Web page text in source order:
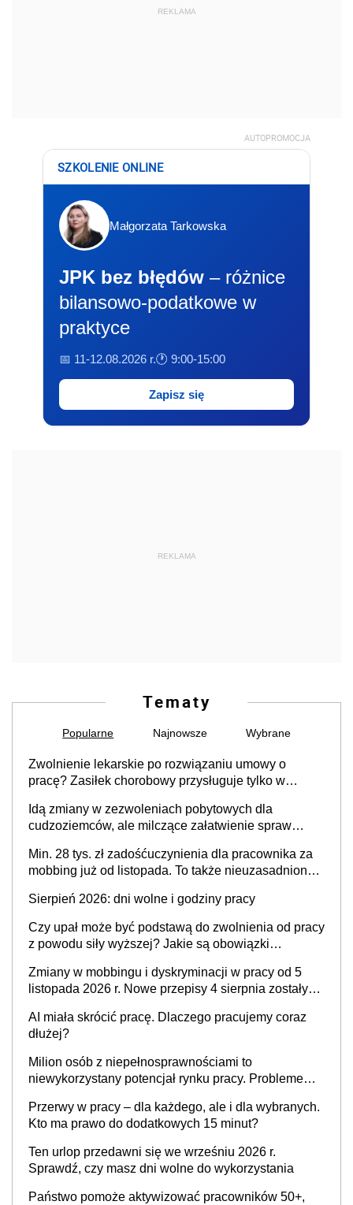
REKLAMA
AUTOPROMOCJA
SZKOLENIE ONLINE
Małgorzata Tarkowska
JPK bez błędów – różnice
bilansowo-podatkowe w
praktyce
📅 11-12.08.2026 r.🕐 9:00-15:00
Zapisz się
REKLAMA
Tematy
Popularne Najnowsze Wybrane
Zwolnienie lekarskie po rozwiązaniu umowy o
pracę? Zasiłek chorobowy przysługuje tylko w
stosunku pracy
Idą zmiany w zezwoleniach pobytowych dla
cudzoziemców, ale milczące załatwienie spraw
Min. 28 tys. zł zadośćuczynienia dla pracownika za
mobbing już od listopada. To także nieuzasadniona
Sierpień 2026: dni wolne i godziny pracy
Czy upał może być podstawą do zwolnienia od pracy
z powodu siły wyższej? Jakie są obowiązki
Zmiany w mobbingu i dyskryminacji w pracy od 5
listopada 2026 r. Nowe przepisy 4 sierpnia zostały
AI miała skrócić pracę. Dlaczego pracujemy coraz
dłużej?
Milion osób z niepełnosprawnościami to
niewykorzystany potencjał rynku pracy. Problemem
refundacji, ale bariery po stronie systemu i
świadomości pracodawców [WYWIAD]
Przerwy w pracy – dla każdego, ale i dla wybranych.
Kto ma prawo do dodatkowych 15 minut?
Ten urlop przedawni się we wrześniu 2026 r.
Sprawdź, czy masz dni wolne do wykorzystania
Państwo pomoże aktywizować pracowników 50+,